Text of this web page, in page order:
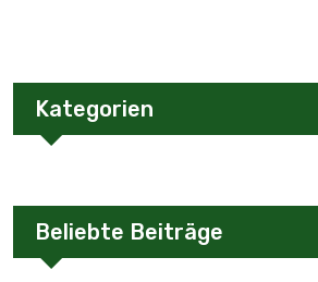
Kategorien
Beliebte Beiträge